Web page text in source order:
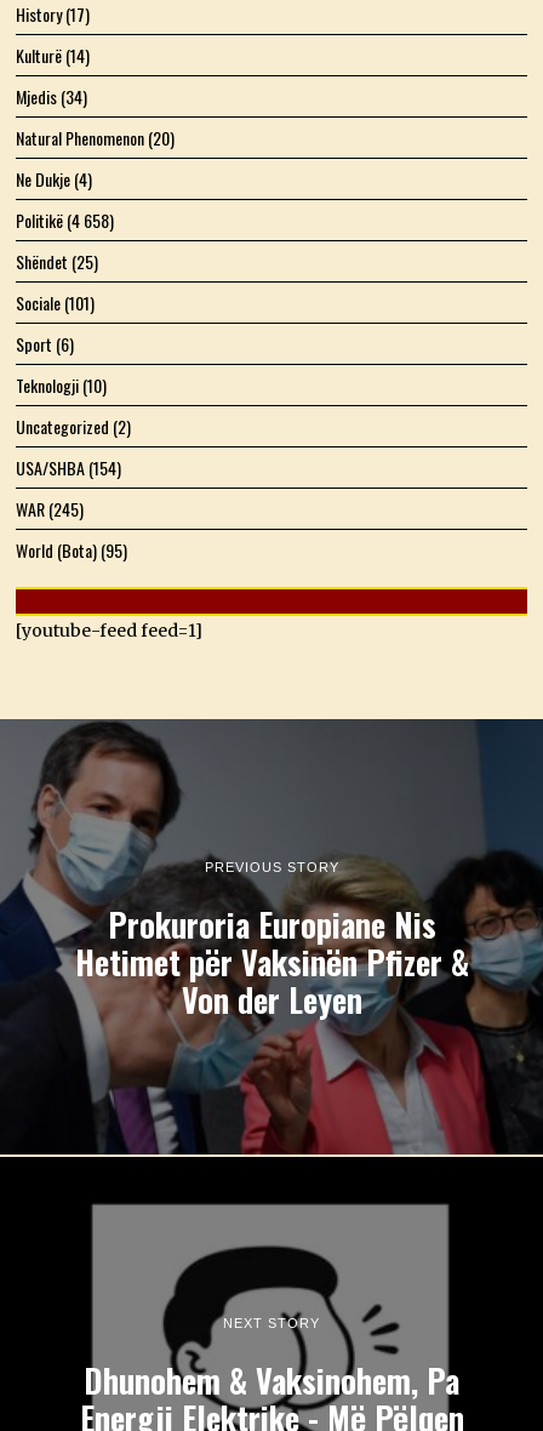
History(17)
Kulturë(14)
Mjedis(34)
Natural Phenomenon(20)
Ne Dukje(4)
Politikë(4 658)
Shëndet (25)
Sociale(101)
Sport (6)
Teknologji(10)
Uncategorized (2)
USA/SHBA(154)
WAR(245)
World (Bota)(95)
[youtube-feed feed=1]
PREVIOUS STORY
Prokuroria Europiane Nis
Hetimet për Vaksinën Pfizer &
Von der Leyen
NEXT STORY
Dhunohem & Vaksinohem, Pa
Energji Elektrike - Më Pëlqen